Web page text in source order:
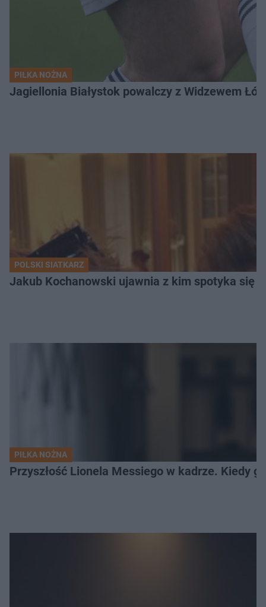
PIŁKA NOŻNA
Jagiellonia Białystok powalczy z Widzewem
POLSKI SIATKARZ
Jakub Kochanowski ujawnia z kim spotyka się
PIŁKA NOŻNA
Przyszłość Lionela Messiego w kadrze. Kiedy